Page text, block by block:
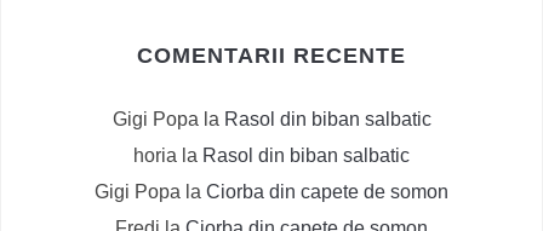
COMENTARII RECENTE
Gigi Popa la Rasol din biban salbatic
horia la Rasol din biban salbatic
Gigi Popa la Ciorba din capete de somon